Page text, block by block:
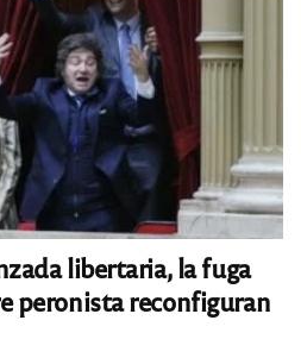
libertaria, la fuga
peronista reconfiguran